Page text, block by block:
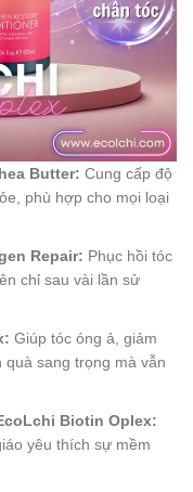
Butter: Cung cấp độ
phù hợp cho mọi loại
Repair: Phục hồi tóc
chỉ sau vài lần sử
Giúp tóc óng ả, giảm
sang trọng mà vẫn
Biotin Oplex:
yêu thích sự mềm